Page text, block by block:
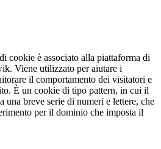
cookie è associato alla piattaforma di
Viene utilizzato per aiutare i
il comportamento dei visitatori e
È un cookie di tipo pattern, in cui il
una breve serie di numeri e lettere, che
per il dominio che imposta il